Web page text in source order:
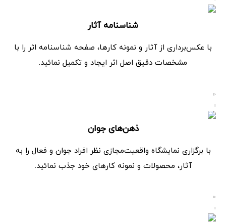
شناسنامه آثار
با عکس‌برداری از آثار و نمونه کارها، صفحه شناسنامه اثر را با
مشخصات دقیق اصل اثر ایجاد و تکمیل نمائید.
ذهن‌های جوان
با برگزاری نمایشگاه واقعیت‌مجازی نظر افراد جوان و فعال را به
آثار، محصولات و نمونه کارهای خود جذب نمائید.